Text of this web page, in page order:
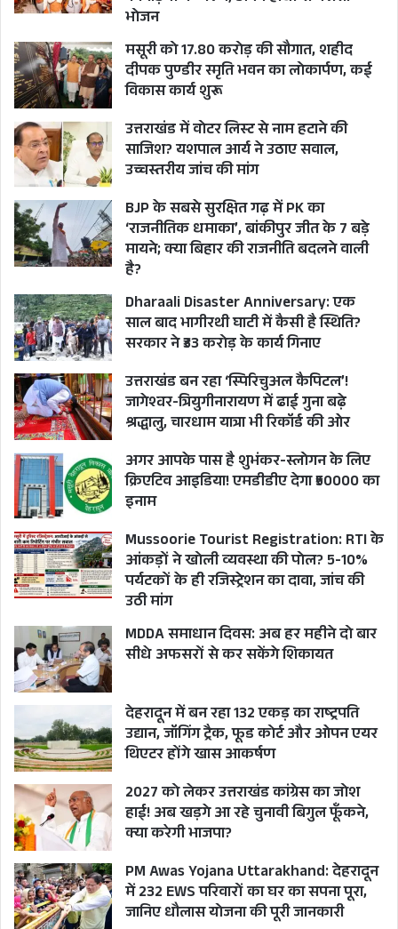
गया है और संभव है कि आगे कोई गढ़वाली लोकगीत भी
धामी सरकार को लेकर सुनाई दे।
देखना दिलचस्प होगा कि लोक गायक भूपेंद्र बसेड़ा का ये
कुमाऊंनी गीत इस लिहाज से मुख्यमंत्री पुष्कर सिंह धामी के
लिए कितना मारक साबित होता है?
सीएम धामी ने किया गीत का विमोचन
मुख्यमंत्री पुष्कर सिंह धामी ने गुरूवार को मुख्यमंत्री कैम्प
कार्यालय में भ्रष्टाचार के खिलाफ जन जागरूकता फैलाये
जाने हेतु तैयार किये गये वीडियोगीत ‘‘नकर-नकर
भ्रष्टाचार, सख्त हैरे यो सरकार’’ गीत का विमोचन किया।
मुख्यमंत्री पुष्कर सिंह धामी ने कहा कि इस गीत के माध्यम
से सरकार द्वारा सुशासन की दिशा में किये जा रहे कार्यों को
दिखाने का शानदार प्रयास किया गया है। सरकार द्वारा
भ्रष्टाचारियों पर की जा रही कारवाई के प्रति जन
जागरूकता फैलाने का अच्छा प्रयास गीत के माध्यम से
किया गया है।
इस गीत में सरकार द्वारा भ्रष्टाचार और नकल के विरूद्ध
अपनाये जा रहे सख्त रूख एवं जीरो टॉलरेंस की नीति को
प्रदर्शित किया गया है। यह गीत गीतकार एवं गायक भूपेन्द्र
बसेड़ा द्वारा क्षेत्रीय मिश्रित भाषा का उपयोग कर तैयार
किया गया है। इस वीडियो गीत में मुख्य किरदार ओम
तरोनी तथा उर्वशी शाह द्वारा भूमिका निभायी गयी है तथा
संगीत विक्की जुयाल द्वारा दिया गया है।
इस अवसर पर विधायक मोहन सिंह मेहरा, सचिव आर.
मीनाक्षी सुदंरम्, महानिदेशक सूचना बंशीधर तिवारी, एमडी
पिटकुल पी0सी0 ध्यानी, ललित जोशी, राजेन्द्र चौधरी,
देवेन्द्र बिष्ट आदि उपस्थित थे।
भोजन
मसूरी को 17.80 करोड़ की सौगात, शहीद
दीपक पुण्डीर स्मृति भवन का लोकार्पण, कई
विकास कार्य शुरू
उत्तराखंड में वोटर लिस्ट से नाम हटाने की
साजिश? यशपाल आर्य ने उठाए सवाल,
उच्चस्तरीय जांच की मांग
BJP के सबसे सुरक्षित गढ़ में PK का
‘राजनीतिक धमाका’, बांकीपुर जीत के 7 बड़े
मायने; क्या बिहार की राजनीति बदलने वाली
है?
Dharaali Disaster Anniversary: एक
साल बाद भागीरथी घाटी में कैसी है स्थिति?
सरकार ने ₹33 करोड़ के कार्य गिनाए
उत्तराखंड बन रहा ‘स्पिरिचुअल कैपिटल’!
जागेश्वर-त्रियुगीनारायण में ढाई गुना बढ़े
श्रद्धालु, चारधाम यात्रा भी रिकॉर्ड की ओर
अगर आपके पास है शुभंकर-स्लोगन के लिए
क्रिएटिव आइडिया! एमडीडीए देगा ₹50000 का
इनाम
Mussoorie Tourist Registration: RTI के
आंकड़ों ने खोली व्यवस्था की पोल? 5-10%
पर्यटकों के ही रजिस्ट्रेशन का दावा, जांच की
उठी मांग
MDDA समाधान दिवस: अब हर महीने दो बार
सीधे अफसरों से कर सकेंगे शिकायत
देहरादून में बन रहा 132 एकड़ का राष्ट्रपति
उद्यान, जॉगिंग ट्रैक, फूड कोर्ट और ओपन एयर
थिएटर होंगे खास आकर्षण
2027 को लेकर उत्तराखंड कांग्रेस का जोश
हाई! अब खड़गे आ रहे चुनावी बिगुल फूँकने,
क्या करेगी भाजपा?
PM Awas Yojana Uttarakhand: देहरादून
में 232 EWS परिवारों का घर का सपना पूरा,
जानिए धौलास योजना की पूरी जानकारी